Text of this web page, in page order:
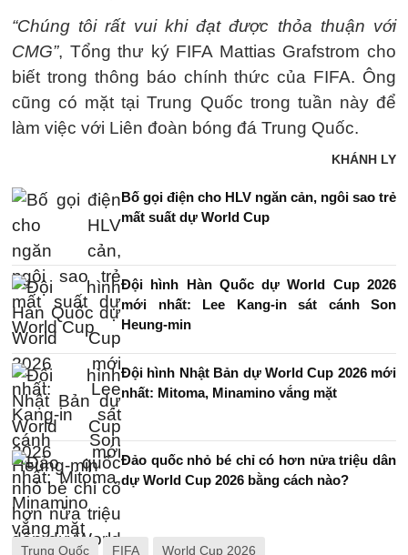
“Chúng tôi rất vui khi đạt được thỏa thuận với
CMG”, Tổng thư ký FIFA Mattias Grafstrom cho
biết trong thông báo chính thức của FIFA. Ông
cũng có mặt tại Trung Quốc trong tuần này để
làm việc với Liên đoàn bóng đá Trung Quốc.
KHÁNH LY
Bố gọi điện cho HLV ngăn cản, ngôi sao trẻ
mất suất dự World Cup
Đội hình Hàn Quốc dự World Cup 2026
mới nhất: Lee Kang-in sát cánh Son
Heung-min
Đội hình Nhật Bản dự World Cup 2026 mới
nhất: Mitoma, Minamino vắng mặt
Đảo quốc nhỏ bé chỉ có hơn nửa triệu dân
dự World Cup 2026 bằng cách nào?
Trung Quốc FIFA World Cup 2026